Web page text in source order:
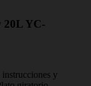
20L YC-
y